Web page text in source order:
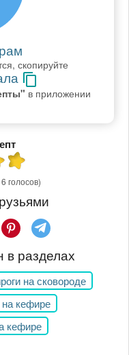
скопируйте
в приложении
голосов)
в разделах
на сковороде
на кефире
кефире